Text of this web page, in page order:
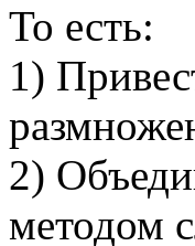
То есть:
1)
2)
методом